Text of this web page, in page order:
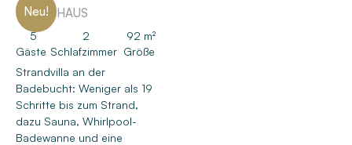
Neu!
FERIENHAUS
5
Gäste
2
Schlafzimmer
92 m²
Größe
Strandvilla an der
Badebucht: Weniger als 19
Schritte bis zum Strand,
dazu Sauna, Whirlpool-
Badewanne und eine